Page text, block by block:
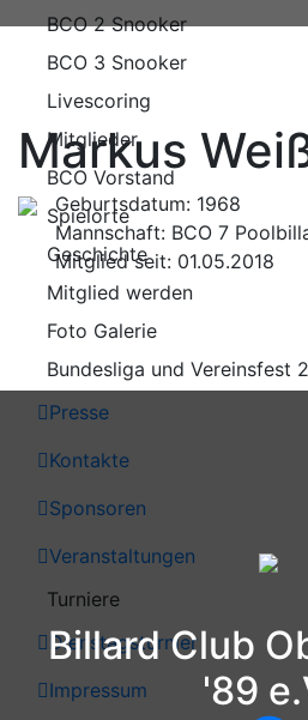
BCO 2 Snooker
BCO 3 Snooker
Livescoring
Mitglieder
BCO Vorstand
Spielorte
Geschichte
Mitglied werden
Foto Galerie
Bundesliga und Vereinsfest
Presse
Kontakte
Sponsoren
Veranstaltungen
Turniere
Dienstagsturnier
Impressum
Markus
Geburtsdatum: 1968
Mannschaft: BCO 7
Mitglied seit: 01.05.2018
Billard Club
'89